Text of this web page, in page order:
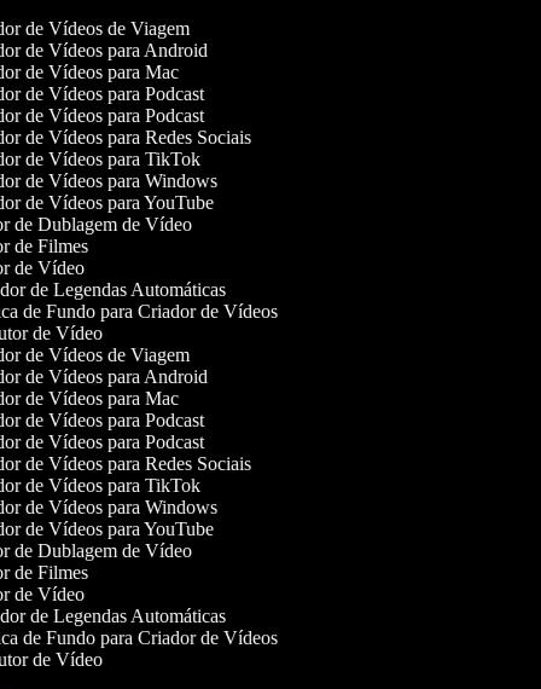
de Vídeos de Viagem
de Vídeos para Android
de Vídeos para Mac
de Vídeos para Podcast
de Vídeos para Podcast
de Vídeos para Redes Sociais
de Vídeos para TikTok
de Vídeos para Windows
de Vídeos para YouTube
de Dublagem de Vídeo
de Filmes
de Vídeo
de Legendas Automáticas
de Fundo para Criador de Vídeos
de Vídeo
de Vídeos de Viagem
de Vídeos para Android
de Vídeos para Mac
de Vídeos para Podcast
de Vídeos para Podcast
de Vídeos para Redes Sociais
de Vídeos para TikTok
de Vídeos para Windows
de Vídeos para YouTube
de Dublagem de Vídeo
de Filmes
de Vídeo
de Legendas Automáticas
de Fundo para Criador de Vídeos
de Vídeo